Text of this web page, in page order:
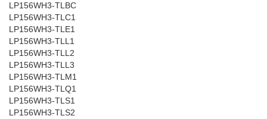
LP156WH3-TLBC
LP156WH3-TLC1
LP156WH3-TLE1
LP156WH3-TLL1
LP156WH3-TLL2
LP156WH3-TLL3
LP156WH3-TLM1
LP156WH3-TLQ1
LP156WH3-TLS1
LP156WH3-TLS2